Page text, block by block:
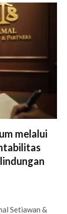
melalui
Setiawan &